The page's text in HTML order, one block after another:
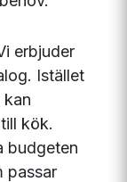
erbjuder
Istället
kan
kök.
budgeten
passar